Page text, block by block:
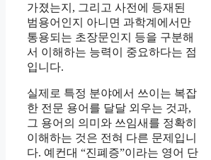
가졌는지, 그리고 사전에 등재된
범용어인지 아니면 과학계에서만
통용되는 초장문인지 등을 구분해
서 이해하는 능력이 중요하다는 점
입니다.
실제로 특정 분야에서 쓰이는 복잡
한 전문 용어를 달달 외우는 것과,
그 용어의 의미와 쓰임새를 정확히
이해하는 것은 전혀 다른 문제입니
다. 예컨대 “진폐증”이라는 영어 단